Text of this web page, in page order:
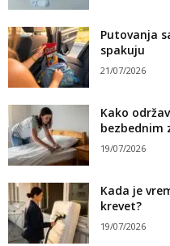
Putovanja
spakuju
21/07/2026
Kako
bezbednim
19/07/2026
Kada je
krevet?
19/07/2026